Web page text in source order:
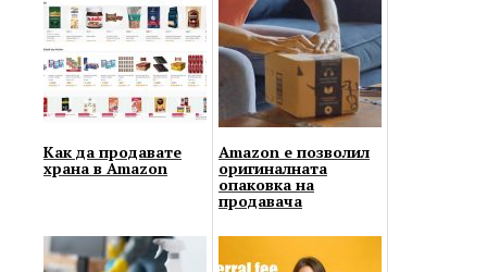
Как да продавате
храна в Amazon
Amazon е позволил
оригиналната
опаковка на
продавача